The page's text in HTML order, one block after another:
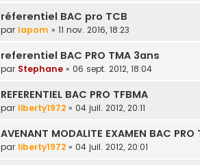
réferentiel BAC pro TCB
par lapom » 11 nov. 2016, 18:23
referentiel BAC PRO TMA 3ans
par Stephane » 06 sept. 2012, 18:04
REFERENTIEL BAC PRO TFBMA
par liberty1972 » 04 juil. 2012, 20:11
AVENANT MODALITE EXAMEN BAC PRO
par liberty1972 » 04 juil. 2012, 20:01